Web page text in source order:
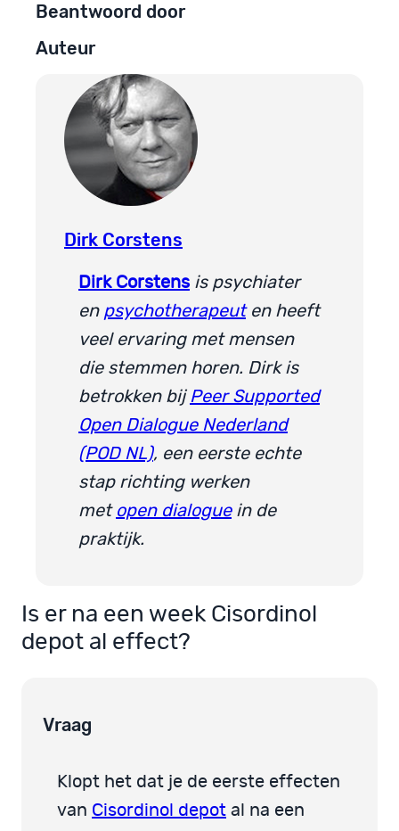
Beantwoord door
Auteur
Dirk Corstens
Dirk Corstens is psychiater
en psychotherapeuten heeft
veel ervaring met mensen
die stemmen horen. Dirk is
betrokken bij Peer Supported
Open Dialogue Nederland
(POD NL), een eerste echte
stap richting werken
met open dialoguein de
praktijk.
Is er na een week Cisordinol
depot al effect?
Vraag
Klopt het dat je de eerste effecten
van Cisordinol depot al na een